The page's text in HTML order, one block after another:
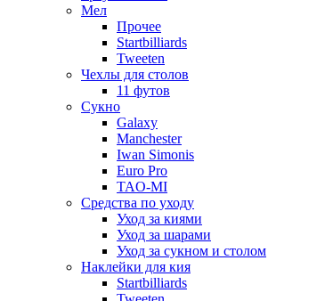
Мел
Прочее
Startbilliards
Tweeten
Чехлы для столов
11 футов
Сукно
Galaxy
Manchester
Iwan Simonis
Euro Pro
TAO-MI
Средства по уходу
Уход за киями
Уход за шарами
Уход за сукном и столом
Наклейки для кия
Startbilliards